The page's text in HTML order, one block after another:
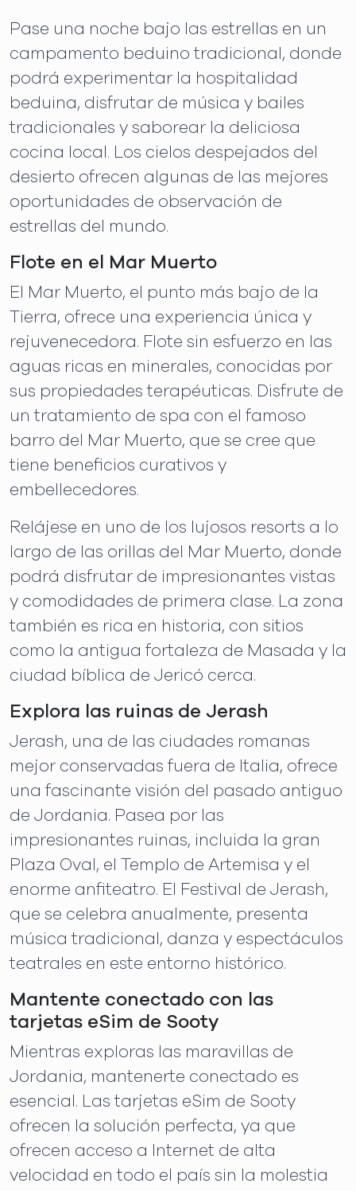
Pase una noche bajo las estrellas en un
campamento beduino tradicional, donde
podrá experimentar la hospitalidad
beduina, disfrutar de música y bailes
tradicionales y saborear la deliciosa
cocina local. Los cielos despejados del
desierto ofrecen algunas de las mejores
oportunidades de observación de
estrellas del mundo.
Flote en el Mar Muerto
El Mar Muerto, el punto más bajo de la
Tierra, ofrece una experiencia única y
rejuvenecedora. Flote sin esfuerzo en las
aguas ricas en minerales, conocidas por
sus propiedades terapéuticas. Disfrute de
un tratamiento de spa con el famoso
barro del Mar Muerto, que se cree que
tiene beneficios curativos y
embellecedores.
Relájese en uno de los lujosos resorts a lo
largo de las orillas del Mar Muerto, donde
podrá disfrutar de impresionantes vistas
y comodidades de primera clase. La zona
también es rica en historia, con sitios
como la antigua fortaleza de Masada y la
ciudad bíblica de Jericó cerca.
Explora las ruinas de Jerash
Jerash, una de las ciudades romanas
mejor conservadas fuera de Italia, ofrece
una fascinante visión del pasado antiguo
de Jordania. Pasea por las
impresionantes ruinas, incluida la gran
Plaza Oval, el Templo de Artemisa y el
enorme anfiteatro. El Festival de Jerash,
que se celebra anualmente, presenta
música tradicional, danza y espectáculos
teatrales en este entorno histórico.
Mantente conectado con las
tarjetas eSim de Sooty
Mientras exploras las maravillas de
Jordania, mantenerte conectado es
esencial. Las tarjetas eSim de Sooty
ofrecen la solución perfecta, ya que
ofrecen acceso a Internet de alta
velocidad en todo el país sin la molestia